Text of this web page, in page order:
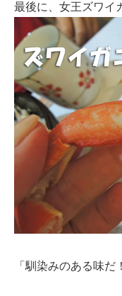
最後に、女王ズワイ
「馴染みのある味だ